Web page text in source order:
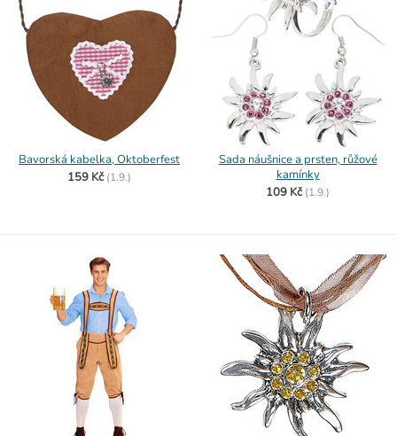
Bavorská kabelka, Oktoberfest
159 Kč (1.9.)
Sada náušnice a prsten, růžové
kamínky
109 Kč (1.9.)